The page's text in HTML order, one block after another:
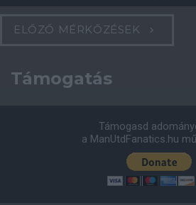
ELŐZŐ MÉRKŐZÉSEK
Támogatás
Támogasd
a ManUtdFanatics.hu